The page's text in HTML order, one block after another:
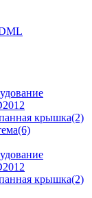
крышка(2)
крышка(2)